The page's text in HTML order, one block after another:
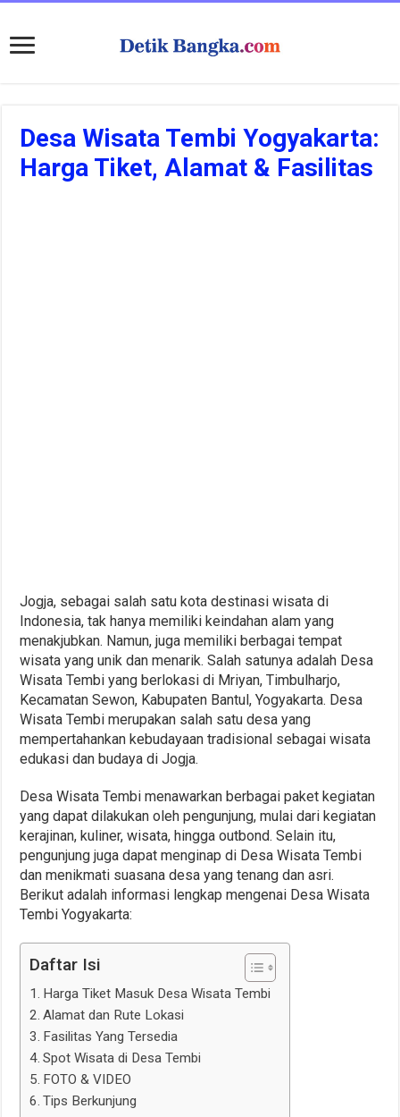
Desa Wisata Tembi Yogyakarta:
Harga Tiket, Alamat & Fasilitas
Jogja, sebagai salah satu kota destinasi wisata di
Indonesia, tak hanya memiliki keindahan alam yang
menakjubkan. Namun, juga memiliki berbagai tempat
wisata yang unik dan menarik. Salah satunya adalah Desa
Wisata Tembi yang berlokasi di Mriyan, Timbulharjo,
Kecamatan Sewon, Kabupaten Bantul, Yogyakarta. Desa
Wisata Tembi merupakan salah satu desa yang
mempertahankan kebudayaan tradisional sebagai wisata
edukasi dan budaya di Jogja.
Desa Wisata Tembi menawarkan berbagai paket kegiatan
yang dapat dilakukan oleh pengunjung, mulai dari kegiatan
kerajinan, kuliner, wisata, hingga outbond. Selain itu,
pengunjung juga dapat menginap di Desa Wisata Tembi
dan menikmati suasana desa yang tenang dan asri.
Berikut adalah informasi lengkap mengenai Desa Wisata
Tembi Yogyakarta:
Daftar Isi
Harga Tiket Masuk Desa Wisata Tembi
Alamat dan Rute Lokasi
Fasilitas Yang Tersedia
Spot Wisata di Desa Tembi
FOTO & VIDEO
Tips Berkunjung